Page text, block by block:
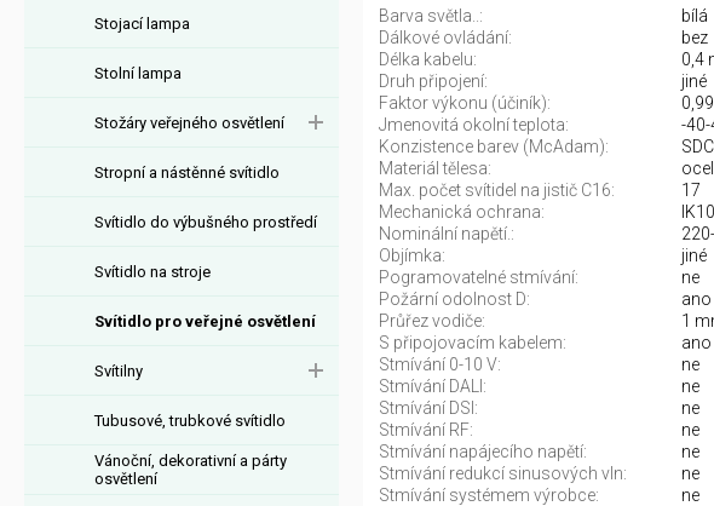
Stojací lampa
Stolní lampa
Stožáry veřejného osvětlení
Stropní a nástěnné svítidlo
Svítidlo do výbušného prostředí
Svítidlo na stroje
Svítidlo pro veřejné osvětlení
Svítilny
Tubusové, trubkové svítidlo
Vánoční, dekorativní a párty
osvětlení
Barva světla..: bílá
Dálkové ovládání:
bez
Délka kabelu:
0,4
Druh připojení:
jiné
Faktor výkonu (účiník):
0,99
Jmenovitá okolní teplota:
-40-
Konzistence barev (McAdam):
Materiál tělesa:
ocel
Max. počet svítidel na jistič C16:
17
Mechanická ochrana:
IK10
Nominální napětí.:
Objímka:
jiné
Pogramovatelné stmívání:
ne
Požární odolnost D:
ano
Průřez vodiče:
1
S připojovacím kabelem:
ano
Stmívání 0-10 V:
ne
Stmívání DALI:
ne
Stmívání DSI:
ne
Stmívání RF:
ne
Stmívání napájecího napětí:
ne
Stmívání redukcí sinusových vln:
ne
Stmívání systémem výrobce:
ne